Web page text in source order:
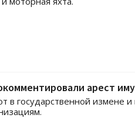
арест
в государственной измене и